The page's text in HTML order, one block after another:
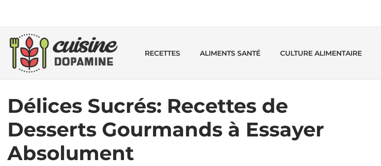
RECETTES ALIMENTS SANTÉ CULTURE ALIMENTAIRE
Délices Sucrés: Recettes de
Desserts Gourmands à Essayer
Absolument